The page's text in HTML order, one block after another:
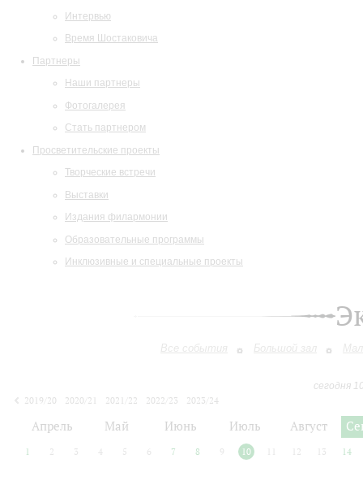
Интервью
Время Шостаковича
Партнеры
Наши партнеры
Фотогалерея
Стать партнером
Просветительские проекты
Творческие встречи
Выставки
Издания филармонии
Образовательные программы
Инклюзивные и специальные проекты
Все события Большой зал
сегодня
2019/20
2020/21 2021/22 2022/23
2023/24
Апрель Май Июнь Июль Август
1 2 3 4 5 6 7 8 9 10 12 13 14